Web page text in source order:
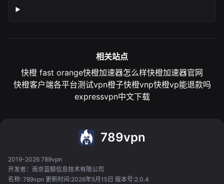
相关站点
快橙 fast orange快橙加速器怎么样快橙加速器官网
快橙客户端各平台测试vpn橙子快橙vnp快橙vp能退款吗
expressvpn中文下载
789vpn
2019-2026 789vpn
开发者：南京蓝鲸信息技术有限公司
名称: 789vpn 更新时间:2026年5月15日 版本号:2.0.4